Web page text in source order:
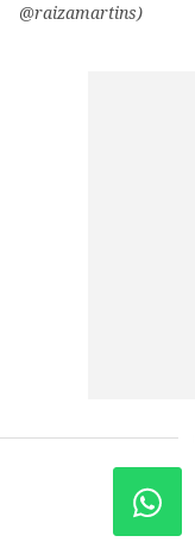
@raizamartins)